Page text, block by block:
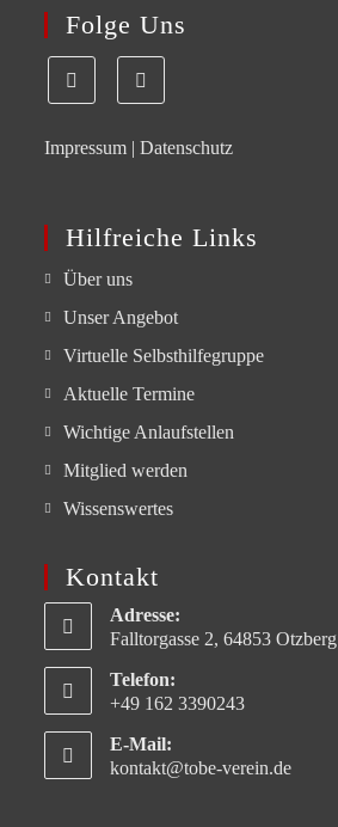
Folge Uns
Impressum |Datenschutz
Hilfreiche Links
Über uns
Unser Angebot
Virtuelle Selbsthilfegruppe
Aktuelle Termine
Wichtige Anlaufstellen
Mitglied werden
Wissenswertes
Kontakt
Adresse:
Falltorgasse 2, 64853 Otzberg
Telefon:
+49 162 3390243
E-Mail:
kontakt@tobe-verein.de